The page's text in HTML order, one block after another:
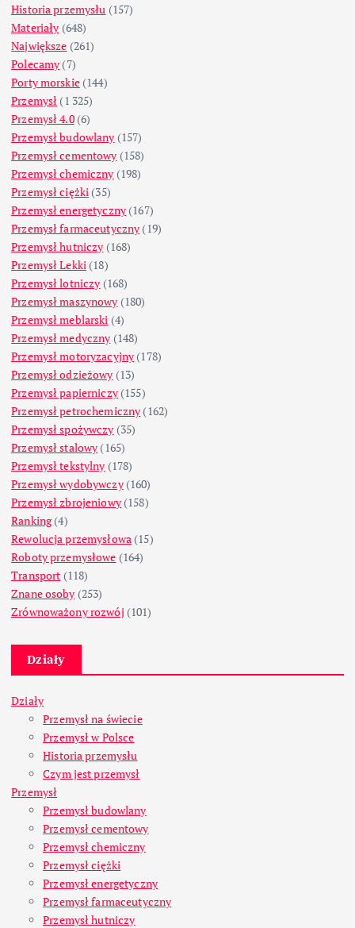
Historia przemysłu (157)
Materiały (648)
Największe (261)
Polecamy (7)
Porty morskie(144)
Przemysł (1 325)
Przemysł 4.0(6)
Przemysł budowlany (157)
Przemysł cementowy (158)
Przemysł chemiczny (198)
Przemysł ciężki (35)
Przemysł energetyczny (167)
Przemysł farmaceutyczny (19)
Przemysł hutniczy (168)
Przemysł Lekki (18)
Przemysł lotniczy (168)
Przemysł maszynowy (180)
Przemysł meblarski (4)
Przemysł medyczny (148)
Przemysł motoryzacyjny (178)
Przemysł odzieżowy (13)
Przemysł papierniczy(155)
Przemysł petrochemiczny (162)
Przemysł spożywczy (35)
Przemysł stalowy (165)
Przemysł tekstylny (178)
Przemysł wydobywczy(160)
Przemysł zbrojeniowy(158)
Ranking(4)
Rewolucja przemysłowa (15)
Roboty przemysłowe (164)
Transport (118)
Znane osoby (253)
Zrównoważony rozwój (101)
Działy
Działy
Przemysł na świecie
Przemysł w Polsce
Historia przemysłu
Czym jest przemysł
Przemysł
Przemysł budowlany
Przemysł cementowy
Przemysł chemiczny
Przemysł ciężki
Przemysł energetyczny
Przemysł farmaceutyczny
Przemysł hutniczy